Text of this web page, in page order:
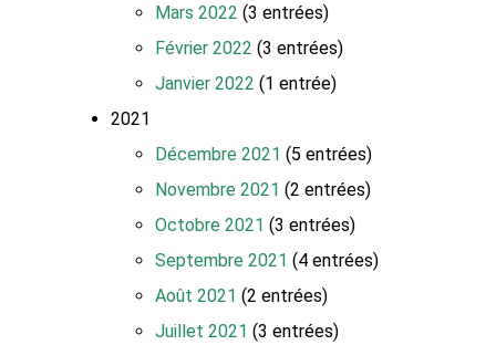
Mars 2022 (3 entrées)
Février 2022 (3 entrées)
Janvier 2022 (1 entrée)
2021
Décembre 2021 (5 entrées)
Novembre 2021 (2 entrées)
Octobre 2021 (3 entrées)
Septembre 2021 (4 entrées)
Août 2021 (2 entrées)
Juillet 2021 (3 entrées)